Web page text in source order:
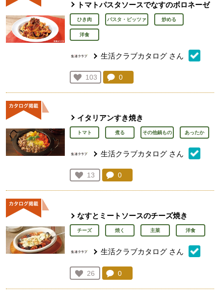
トマトパスタソースでなすのボロネーゼ
ひき肉 パスタ・ピッツァ 炒める
洋食
生活クラブカタログ さん
お気に入り登録：
103
人が登録
コメント：
0
イタリアンすき焼き
トマト 煮る その他鍋もの あったか
生活クラブカタログ さん
お気に入り登録：
13
人が登録
コメント：
0
なすとミートソースのチーズ焼き
チーズ 焼く 主菜 洋食
生活クラブカタログ さん
お気に入り登録：
26
人が登録
コメント：
0